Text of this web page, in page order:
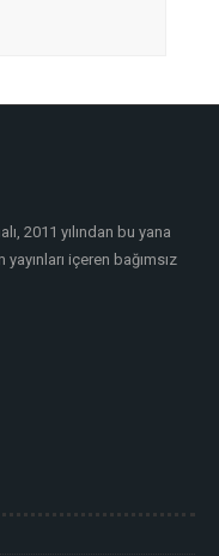
2011 yılından bu yana
içeren bağımsız